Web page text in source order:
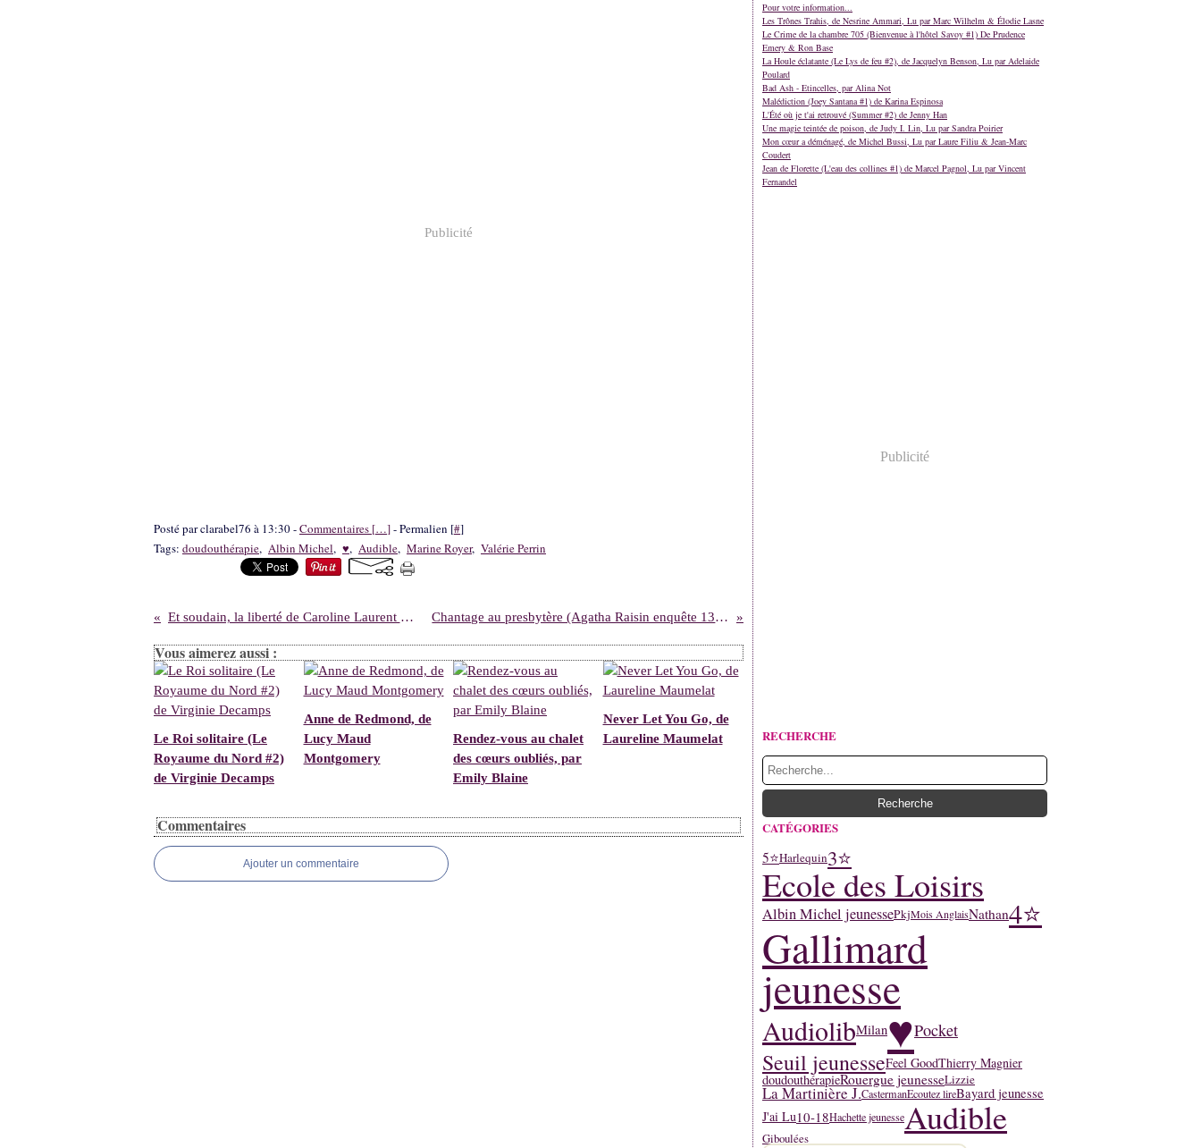
Publicité
Posté par clarabel76 à 13:30 -Commentaires […]- Permalien [#]
Tags: doudouthérapie, Albin Michel, ♥, Audible, Marine Royer, Valérie Perrin
Et soudain, la liberté de Caroline Laurent & Évelyne Pisier Chantage au presbytère (Agatha Raisin enquête 13), de M. C. Beaton
Vous aimerez aussi :
Le Roi solitaire (Le
Royaume du Nord #2)
de Virginie Decamps
Anne de Redmond, de
Lucy Maud
Montgomery
Rendez-vous au chalet
des cœurs oubliés, par
Emily Blaine
Never Let You Go, de
Laureline Maumelat
Commentaires
Ajouter un commentaire
Pour votre information...
Les Trônes Trahis, de Nesrine Ammari, Lu par Marc Wilhelm & Élodie Lasne
Le Crime de la chambre 705 (Bienvenue à l'hôtel Savoy #1) De Prudence
Emery & Ron Base
La Houle éclatante (Le Lys de feu #2), de Jacquelyn Benson, Lu par Adelaide
Poulard
Bad Ash - Etincelles, par Alina Not
Malédiction (Joey Santana #1) de Karina Espinosa
L'Été où je t'ai retrouvé (Summer #2) de Jenny Han
Une magie teintée de poison, de Judy I. Lin, Lu par Sandra Poirier
Mon cœur a déménagé, de Michel Bussi, Lu par Laure Filiu & Jean-Marc
Coudert
Jean de Florette (L'eau des collines #1) de Marcel Pagnol, Lu par Vincent
Fernandel
Publicité
RECHERCHE
CATÉGORIES
5⭐Harlequin3⭐
Ecole des Loisirs
Albin Michel jeunessePkjMois AnglaisNathan4⭐
Gallimard
jeunesse
AudiolibMilan♥Pocket
Seuil jeunesseFeel GoodThierry Magnier
doudouthérapieRouergue jeunesseLizzie
La Martinière J.CastermanEcoutez lireBayard jeunesse
J'ai Lu10-18Hachette jeunesseAudible
Giboulées